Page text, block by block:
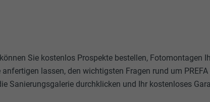
Sie kostenlos Prospekte bestellen, Fotomontagen
anfertigen lassen, den wichtigsten Fragen rund um
Sanierungsgalerie durchklicken und Ihr kostenloses